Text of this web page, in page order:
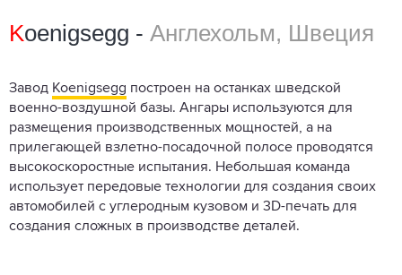
Koenigsegg - Англехольм, Швеция
Завод Koenigsegg построен на останках шведской
военно-воздушной базы. Ангары используются для
размещения производственных мощностей, а на
прилегающей взлетно-посадочной полосе проводятся
высокоскоростные испытания. Небольшая команда
использует передовые технологии для создания своих
автомобилей с углеродным кузовом и 3D-печать для
создания сложных в производстве деталей.